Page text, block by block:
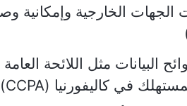
الجهات الخارجية وإمكانية
البيانات مثل اللائحة